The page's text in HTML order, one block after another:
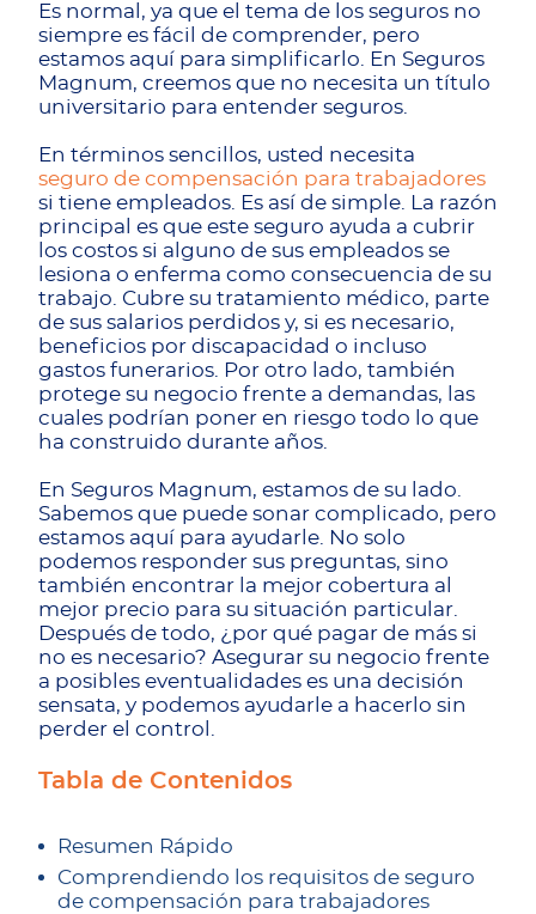
Es normal, ya que el tema de los seguros no
siempre es fácil de comprender, pero
estamos aquí para simplificarlo. En Seguros
Magnum, creemos que no necesita un título
universitario para entender seguros.
En términos sencillos, usted necesita
seguro de compensación para trabajadores
si tiene empleados. Es así de simple. La razón
principal es que este seguro ayuda a cubrir
los costos si alguno de sus empleados se
lesiona o enferma como consecuencia de su
trabajo. Cubre su tratamiento médico, parte
de sus salarios perdidos y, si es necesario,
beneficios por discapacidad o incluso
gastos funerarios. Por otro lado, también
protege su negocio frente a demandas, las
cuales podrían poner en riesgo todo lo que
ha construido durante años.
En Seguros Magnum, estamos de su lado.
Sabemos que puede sonar complicado, pero
estamos aquí para ayudarle. No solo
podemos responder sus preguntas, sino
también encontrar la mejor cobertura al
mejor precio para su situación particular.
Después de todo, ¿por qué pagar de más si
no es necesario? Asegurar su negocio frente
a posibles eventualidades es una decisión
sensata, y podemos ayudarle a hacerlo sin
perder el control.
Tabla de Contenidos
Resumen Rápido
Comprendiendo los requisitos de seguro
de compensación para trabajadores